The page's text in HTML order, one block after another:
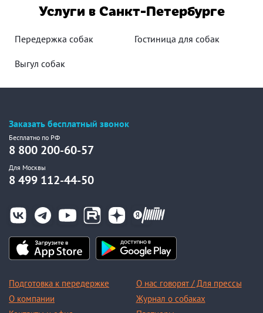
Услуги в Санкт-Петербурге
Передержка собак Гостиница для собак
Выгул собак
Заказать бесплатный звонок
Бесплатно по РФ
8 800 200-60-57
Для Москвы
8 499 112-44-50
Подготовка к передержке
О компании
О нас говорят / Для прессы
Журнал о собаках